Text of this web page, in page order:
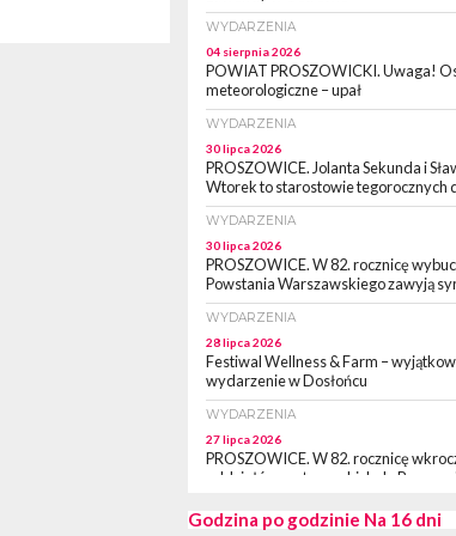
WYDARZENIA
04 sierpnia 2026
POWIAT PROSZOWICKI. Uwaga!
meteorologiczne – upał
WYDARZENIA
30 lipca 2026
PROSZOWICE. Jolanta Sekunda i
Wtorek to starostowie tegorocznych
WYDARZENIA
30 lipca 2026
PROSZOWICE. W 82. rocznicę
Powstania Warszawskiego zawyją
WYDARZENIA
28 lipca 2026
Festiwal Wellness & Farm –
wydarzenie w Dosłońcu
WYDARZENIA
27 lipca 2026
PROSZOWICE. W 82. rocznicę
oddziałów partyzanckich do
Rzeczpospolitej Partyzanckiej 1944”
Godzina po godzinie Na 16 dni